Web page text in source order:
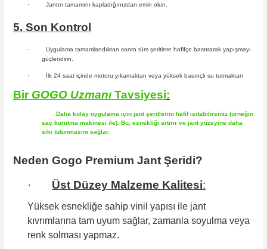
· Jantın tamamını kapladığınızdan emin olun.
5. Son Kontrol
·
Uygulama tamamlandıktan sonra tüm şeritlere hafifçe bastırarak yapışmayı
güçlendirin.
· İlk 24 saat içinde motoru yıkamaktan veya yüksek basınçlı su tutmaktan
Bir GOGO Uzmanı Tavsiyesi:
Daha kolay uygulama için jant şeritlerini hafif ısıtabilirsiniz (örneğin
saç kurutma makinesi ile). Bu, esnekliği artırır ve jant yüzeyine daha
sıkı tutunmasını sağlar.
Neden Gogo Premium Jant Şeridi?
·
Üst Düzey Malzeme Kalitesi:
Yüksek esnekliğe sahip vinil yapısı ile jant
kıvrımlarına tam uyum sağlar, zamanla soyulma veya
renk solması yapmaz.